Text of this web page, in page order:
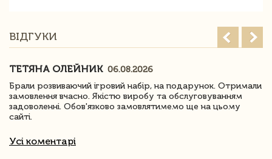
ВІДГУКИ
ТЕТЯНА ОЛЕЙНИК 06.08.2026
Брали розвиваючий ігровий набір, на подарунок. Отримали
замовлення вчасно. Якістю виробу та обслуговуванням
задоволенні. Обов'язково замовлятимемо ще на цьому
сайті.
Усі коментарі